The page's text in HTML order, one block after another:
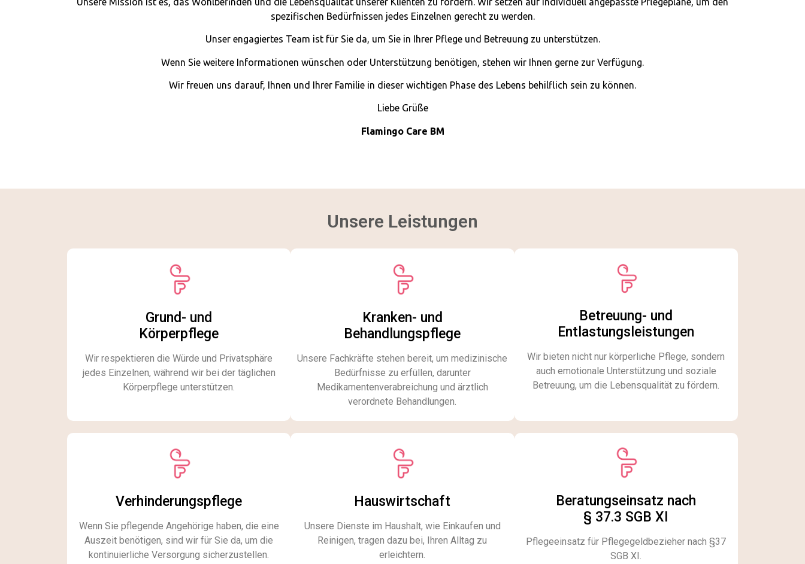
spezifischen Bedürfnissen jedes Einzelnen gerecht zu werden.
Unser engagiertes Team ist für Sie da, um Sie in Ihrer Pflege und Betreuung zu unterstützen.
Wenn Sie weitere Informationen wünschen oder Unterstützung benötigen, stehen wir Ihnen gerne zur Verfügung.
Wir freuen uns darauf, Ihnen und Ihrer Familie in dieser wichtigen Phase des Lebens behilflich sein zu können.
Liebe Grüße
Flamingo Care BM
Unsere Leistungen
Grund- und
Körperpflege​
Wir respektieren die Würde und Privatsphäre
jedes Einzelnen, während wir bei der täglichen
Körperpflege unterstützen.​
Kranken- und
Behandlungspflege​
Unsere Fachkräfte stehen bereit, um medizinische
Bedürfnisse zu erfüllen, darunter
Medikamentenverabreichung und ärztlich
verordnete Behandlungen.
Betreuung- und
Entlastungsleistungen​
Wir bieten nicht nur körperliche Pflege, sondern
auch emotionale Unterstützung und soziale
Betreuung, um die Lebensqualität zu fördern.
Verhinderungspflege
Wenn Sie pflegende Angehörige haben, die eine
Auszeit benötigen, sind wir für Sie da, um die
kontinuierliche Versorgung sicherzustellen.
Hauswirtschaft
Unsere Dienste im Haushalt, wie Einkaufen und
Reinigen, tragen dazu bei, Ihren Alltag zu
erleichtern.
Beratungseinsatz nach
§ 37.3 SGB XI
Pflegeeinsatz für Pflegegeldbezieher nach §37
SGB XI.